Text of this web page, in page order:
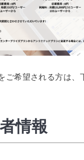
ご希望される方は、